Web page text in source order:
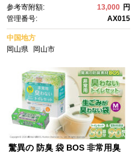
い ゴミ袋 大容量 日用消耗品 防
災用 非常用 防臭袋 介護 赤ちゃ
ん ペット おむつ BOS セッ
ト ふるさと 岡山 送料無料
参考寄附額:
13,000 円
管理番号:
AX015
中国地方
岡山県
岡山市
驚異の 防臭 袋 BOS 非常用臭